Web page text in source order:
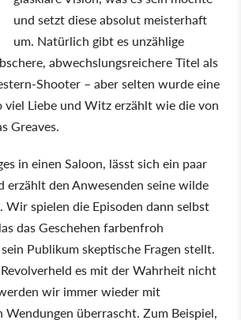
und setzt diese absolut meisterhaft
um. Natürlich gibt es unzählige
abwechslungsreichere Titel als
Shooter – aber selten wurde eine
viel Liebe und Witz erzählt wie die von
Greaves.
in einen Saloon, lässt sich ein paar
erzählt den Anwesenden seine wilde
Wir spielen die Episoden dann selbst
das Geschehen farbenfroh
Publikum skeptische Fragen stellt.
es mit der Wahrheit nicht
wir immer wieder mit
Wendungen überrascht. Zum Beispiel,